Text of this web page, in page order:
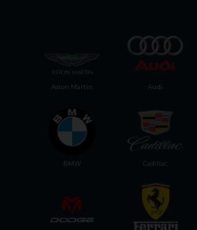
BMW
Audi
Aston Martin
Cadillac